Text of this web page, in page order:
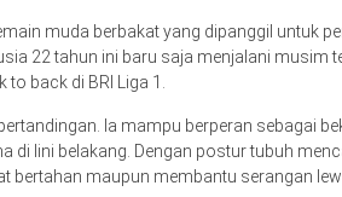
muda berbakat yang dipanggil untuk
22 tahun ini baru saja menjalani musim
back di BRI Liga 1.
Ia mampu berperan sebagai
di lini belakang. Dengan postur tubuh
bertahan maupun membantu serangan